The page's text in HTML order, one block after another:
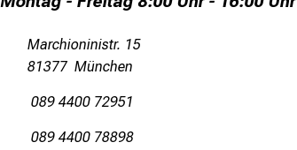
Marchioninistr. 15
81377 München
089 4400 72951
089 4400 78898